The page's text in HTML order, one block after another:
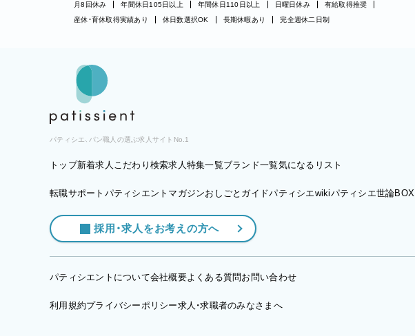
月8回休み
年間休日105日以上 年間休日110日以上 日曜日休み
有給取得推奨
産休・育休取得実績あり
休日数選択OK 長期休暇あり 完全週休二日制
パティシエ、パン職人の選ぶ求人サイトNo.1
トップ新着求人 こだわり検索求人特集一覧ブランド一覧気になるリスト
転職サポート パティシエントマガジンおしごとガイドパティシエwikiパティシエ世論BOX
採用・求人をお考えの方へ
パティシエントについて会社概要よくある質問お問い合わせ
利用規約プライバシーポリシー求人・求職者のみなさまへ